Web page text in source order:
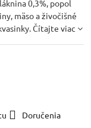
0,3%, popol
mäso a živočišné
Čítajte viac
Doručenia